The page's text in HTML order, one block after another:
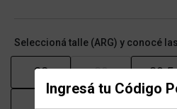
Ingresá tu Código
Seleccioná talle (ARG) y conocé
38 39 39.5